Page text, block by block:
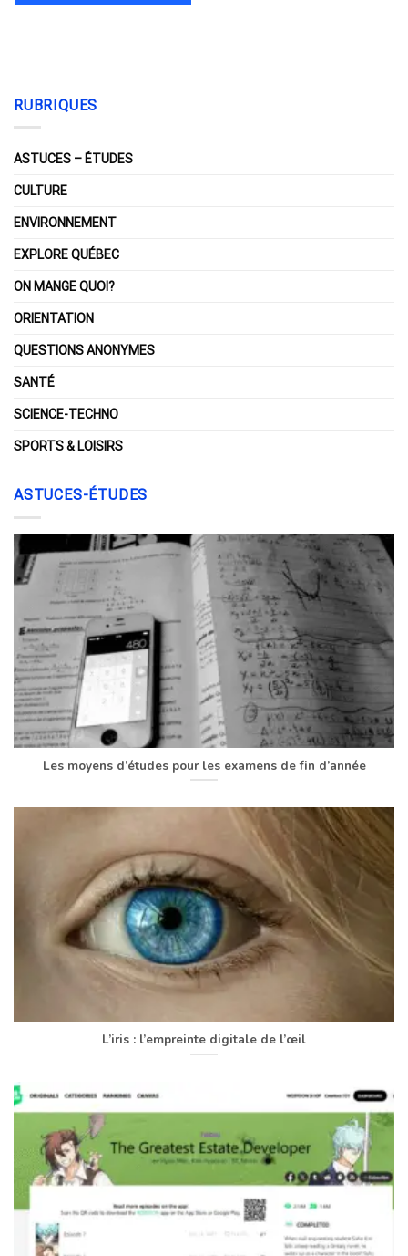
RUBRIQUES
ASTUCES – ÉTUDES
CULTURE
ENVIRONNEMENT
EXPLORE QUÉBEC
ON MANGE QUOI?
ORIENTATION
QUESTIONS ANONYMES
SANTÉ
SCIENCE-TECHNO
SPORTS & LOISIRS
ASTUCES-ÉTUDES
Les moyens d’études pour les examens de fin d’année
L’iris : l’empreinte digitale de l’œil